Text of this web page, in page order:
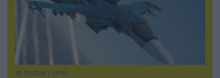
09.08.2026 | 19:02